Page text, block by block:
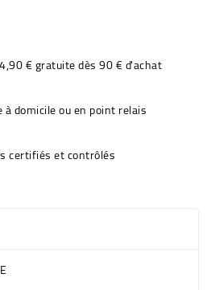
€ gratuite dès 90 € d'achat
à domicile ou en point relais
certifiés et contrôlés